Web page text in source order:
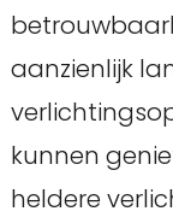
aanzienlijk
kunnen
heldere